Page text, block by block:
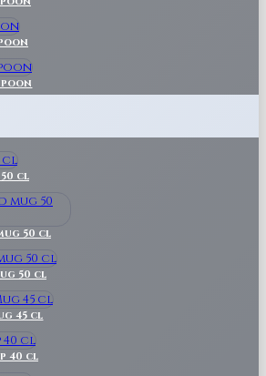
50 cl
50 cl
50 cl
45 cl
40 cl